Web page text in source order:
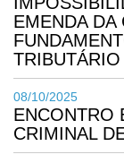
EMENDA DA
TRIBUTÁRIO
08/10/2025
ENCONTRO
CRIMINAL